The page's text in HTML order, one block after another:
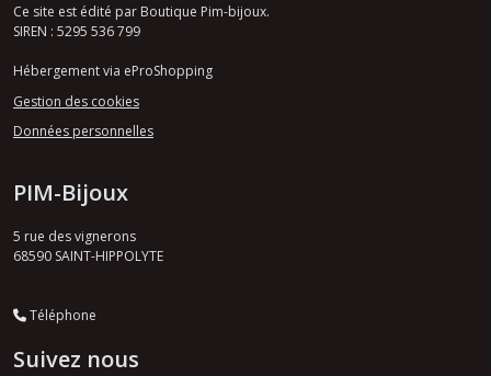
Ce site est édité par Boutique Pim-bijoux.
SIREN : 5295 536 799
Hébergement via eProShopping
Gestion des cookies
Données personnelles
PIM-Bijoux
5 rue des vignerons
68590 SAINT-HIPPOLYTE
Téléphone
Suivez nous